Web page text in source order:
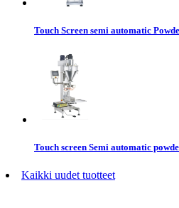
Touch Screen semi automatic
Touch screen Semi automatic
Kaikki uudet tuotteet